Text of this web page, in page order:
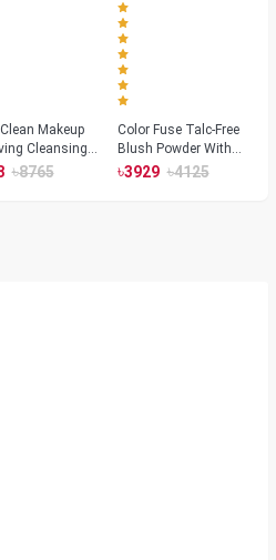
Makeup
Cleansing
৳8765
Color Fuse Talc-Free
Blush Powder With
Fermented Arnica
৳3929 ৳4125